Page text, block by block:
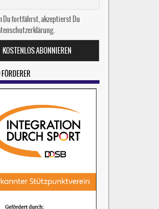
Du fortfährst, akzeptierst Du